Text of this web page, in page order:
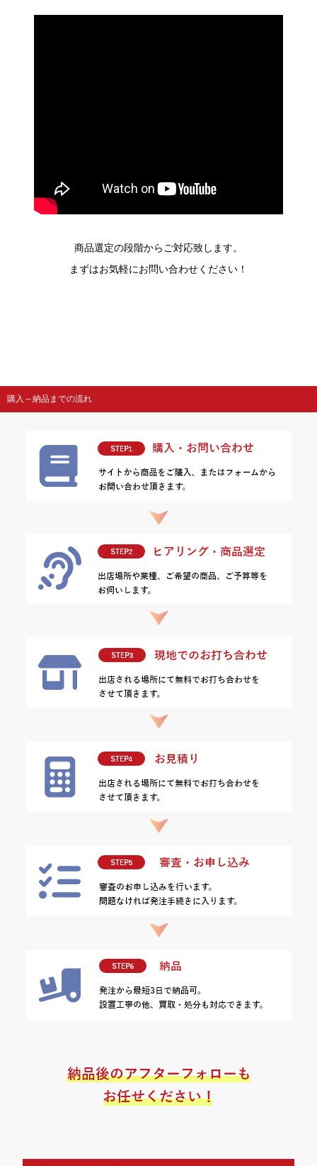
商品選定の段階からご対応致します。
まずはお気軽にお問い合わせください！
購入～納品までの流れ